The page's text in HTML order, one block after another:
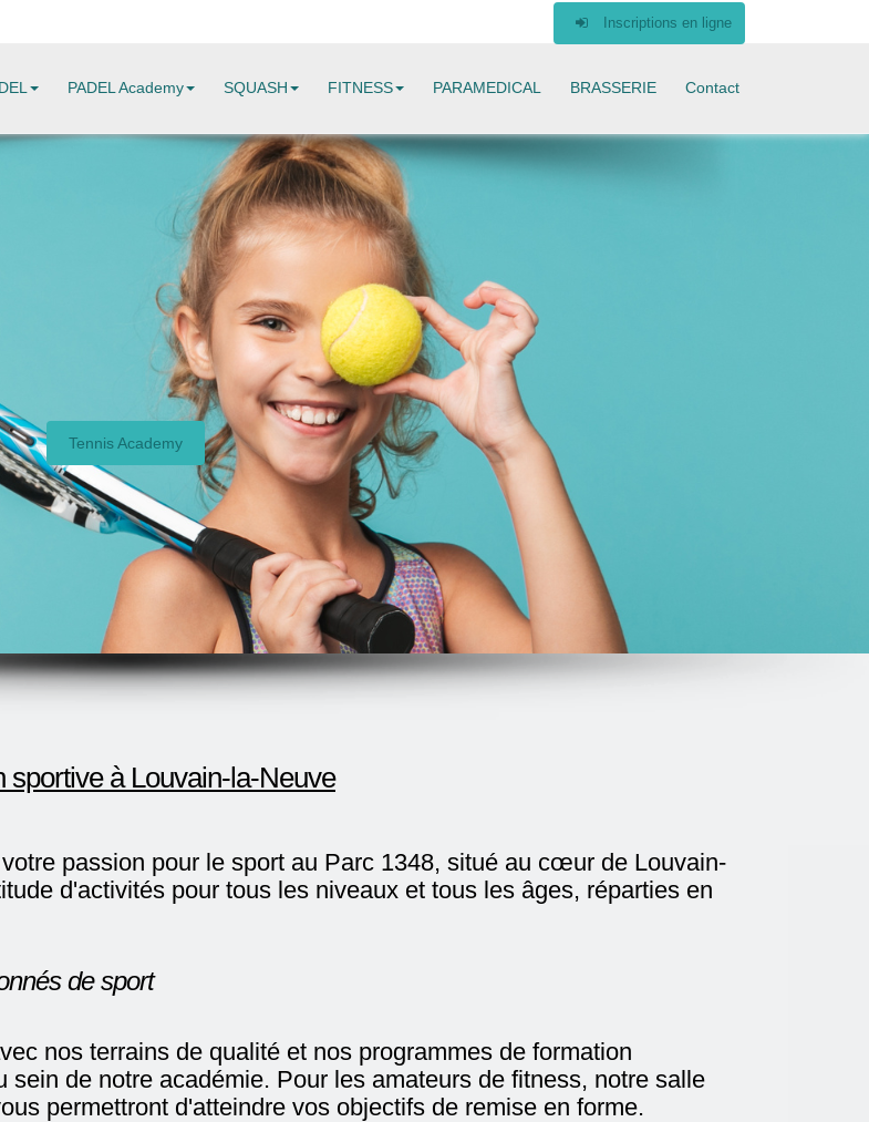
Inscriptions en ligne
PADEL Academy SQUASH FITNESS PARAMEDICAL BRASSERIE Contact
Tennis Academy
sportive à Louvain-la-Neuve
passion pour le sport au Parc 1348, situé au cœur de Louvain-
d'activités pour tous les niveaux et tous les âges, réparties en
de sport
nos terrains de qualité et nos programmes de formation
de notre académie. Pour les amateurs de fitness, notre salle
permettront d'atteindre vos objectifs de remise en forme.